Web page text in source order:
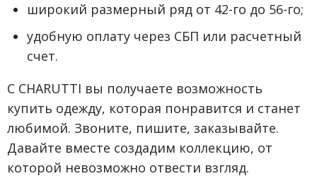
широкий размерный ряд от 42-го до 56-го;
удобную оплату через СБП или расчетный
счет.
С CHARUTTI вы получаете возможность
купить одежду, которая понравится и станет
любимой. Звоните, пишите, заказывайте.
Давайте вместе создадим коллекцию, от
которой невозможно отвести взгляд.